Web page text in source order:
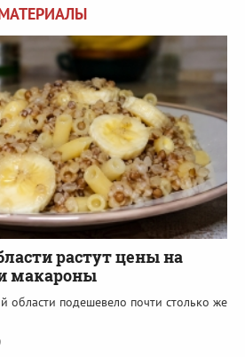
растут цены на
макароны
области подешевело почти столько же